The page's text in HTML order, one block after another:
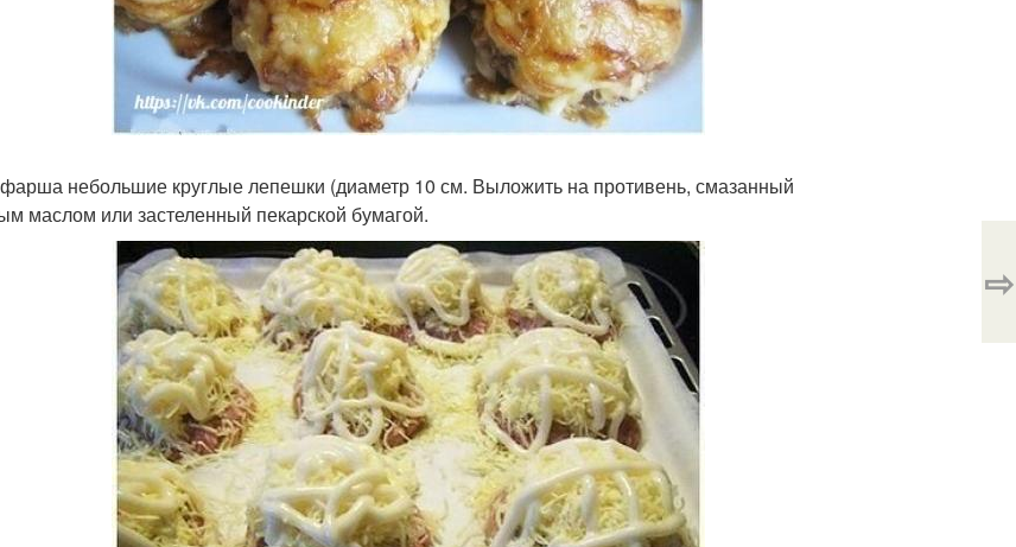
небольшие круглые лепешки (диаметр 10 см. Выложить на противень, смазанный
маслом или застеленный пекарской бумагой.
⇨